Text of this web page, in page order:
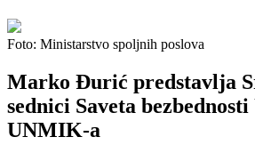
Foto: Ministarstvo spoljnih poslova
Marko Đurić predstavlja
sednici Saveta
UNMIK-a